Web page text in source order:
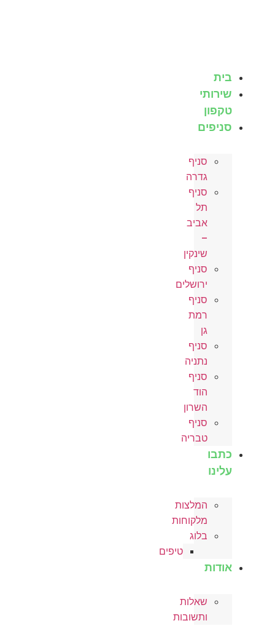
בית
שירותי
טקפון
סניפים
סניף
גדרה
סניף
תל
אביב
–
שינקין
סניף
ירושלים
סניף
רמת
גן
סניף
נתניה
סניף
הוד
השרון
סניף
טבריה
כתבו
עלינו
המלצות
מלקוחות
בלוג
טיפים
אודות
שאלות
ותשובות